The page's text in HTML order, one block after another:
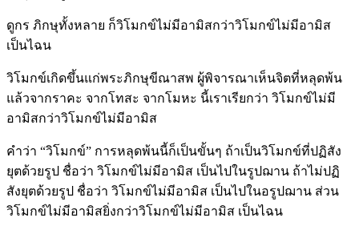
ดูกร ภิกษุทั้งหลาย ก็วิโมกข์ไม่มีอามิสกว่าวิโมกข์ไม่มีอามิส
เป็นไฉน
วิโมกข์เกิดขึ้นแก่พระภิกษุขีณาสพ ผู้พิจารณาเห็นจิตที่หลุดพ้น
แล้วจากราคะ จากโทสะ จากโมหะ นี้เราเรียกว่า วิโมกข์ไม่มี
อามิสกว่าวิโมกข์ไม่มีอามิส
คำว่า “วิโมกข์” การหลุดพ้นนี้ก็เป็นขั้นๆ ถ้าเป็นวิโมกข์ที่ปฏิสัง
ยุตด้วยรูป ชื่อว่า วิโมกข์ไม่มีอามิส เป็นไปในรูปฌาน ถ้าไม่ปฏิ
สังยุตด้วยรูป ชื่อว่า วิโมกข์ไม่มีอามิส เป็นไปในอรูปฌาน ส่วน
วิโมกข์ไม่มีอามิสยิ่งกว่าวิโมกข์ไม่มีอามิส เป็นไฉน